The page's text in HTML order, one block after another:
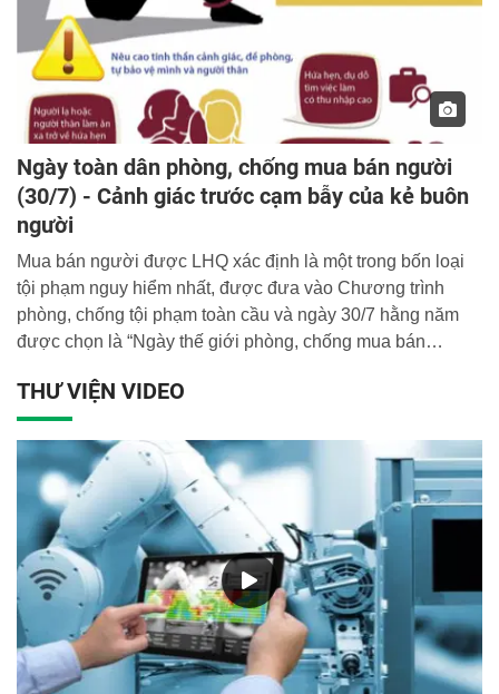
Ngày toàn dân phòng, chống mua bán người
(30/7) - Cảnh giác trước cạm bẫy của kẻ buôn
người
Mua bán người được LHQ xác định là một trong bốn loại
tội phạm nguy hiểm nhất, được đưa vào Chương trình
phòng, chống tội phạm toàn cầu và ngày 30/7 hằng năm
được chọn là “Ngày thế giới phòng, chống mua bán
“Ngày toàn dân phòng, chống mua bán người”, nhằm phát
huy sức mạnh tổng hợp của cả hệ thống chính trị và toàn
dân tham gia phòng ngừa, ngăn chặn, tiến tới đẩy lùi tội
phạm mua bán người trên phạm vi toàn quốc.
THƯ VIỆN VIDEO